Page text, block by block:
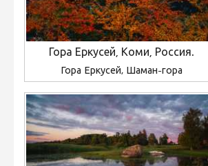
Гора Еркусей, Коми, Россия.
Гора Еркусей, Шаман-гора